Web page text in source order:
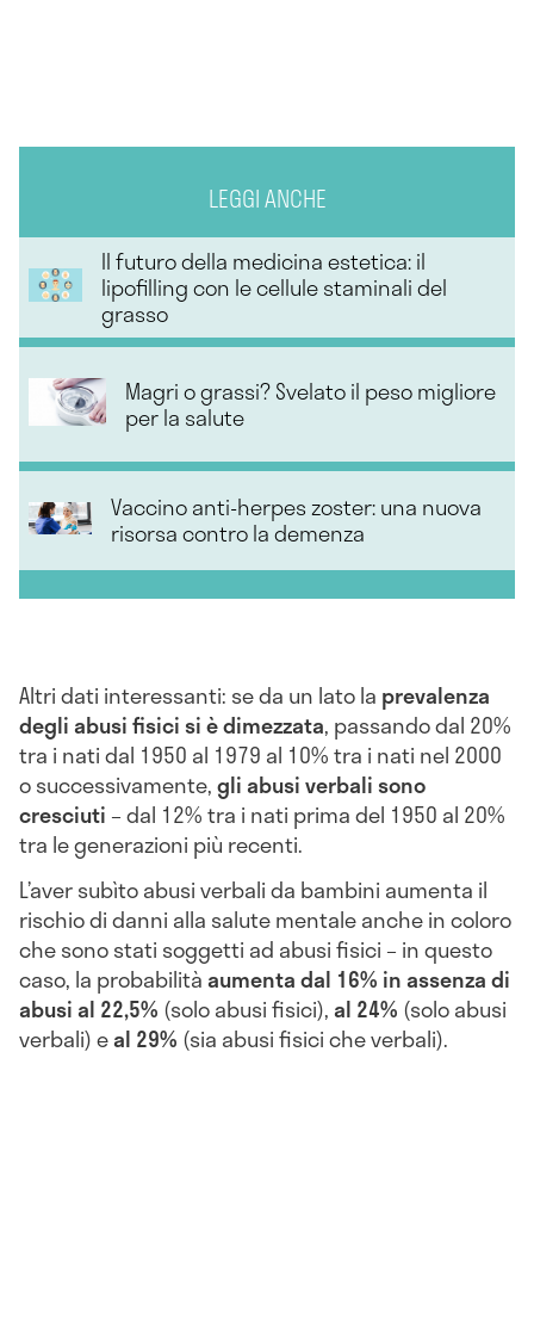
LEGGI ANCHE
Il futuro della medicina estetica: il
lipofilling con le cellule staminali del
grasso
Magri o grassi? Svelato il peso migliore
per la salute
Vaccino anti-herpes zoster: una nuova
risorsa contro la demenza
Altri dati interessanti: se da un lato la prevalenza
degli abusi fisici si è dimezzata, passando dal 20%
tra i nati dal 1950 al 1979 al 10% tra i nati nel 2000
o successivamente,gli abusi verbali sono
cresciuti – dal 12% tra i nati prima del 1950 al 20%
tra le generazioni più recenti.
L’aver subìto abusi verbali da bambini aumenta il
rischio di danni alla salute mentale anche in coloro
che sono stati soggetti ad abusi fisici – in questo
caso, la probabilitàaumenta dal 16% in assenza di
abusi al 22,5% (solo abusi fisici),al 24% (solo abusi
verbali) eal 29% (sia abusi fisici che verbali).